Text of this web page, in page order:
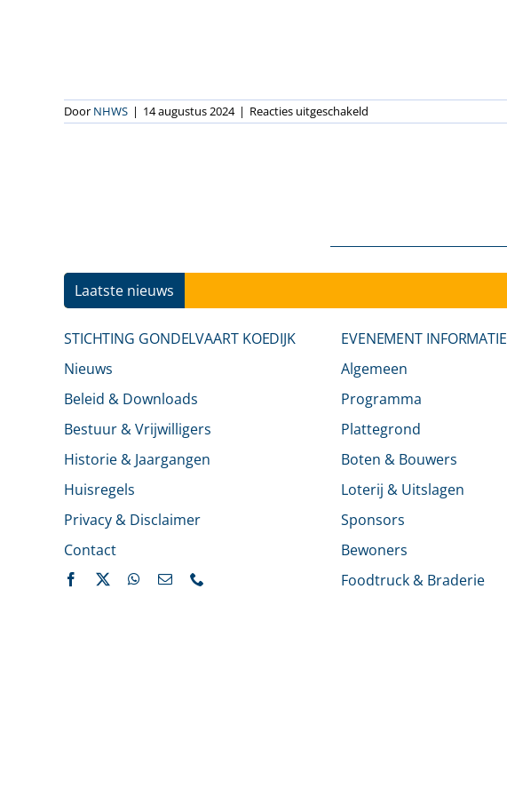
Door NHWS | 14 augustus 2024 | Reacties uitgeschakeld
Stukadoorsbedrijf
Laatste nieuws
STICHTING GONDELVAART KOEDIJK
Nieuws
Beleid & Downloads
Bestuur & Vrijwilligers
Historie & Jaargangen
Huisregels
Privacy & Disclaimer
Contact
EVENEMENT INFORMATIE
Algemeen
Programma
Plattegrond
Boten & Bouwers
Loterij & Uitslagen
Sponsors
Bewoners
Foodtruck & Braderie